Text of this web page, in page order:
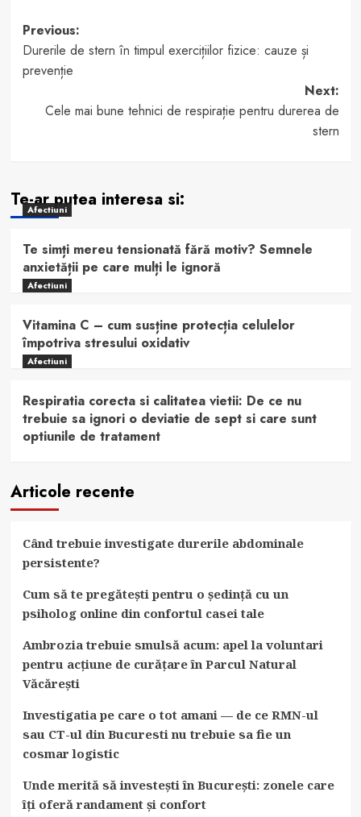
Post
navigation
Previous:
Durerile de stern în timpul exercițiilor fizice: cauze și
prevenție
Next:
Cele mai bune tehnici de respirație pentru durerea de
stern
Te-ar putea interesa si:
Afectiuni
Te simți mereu tensionată fără motiv? Semnele
anxietății pe care mulți le ignoră
Afectiuni
Vitamina C – cum susține protecția celulelor
împotriva stresului oxidativ
Afectiuni
Respiratia corecta si calitatea vietii: De ce nu
trebuie sa ignori o deviatie de sept si care sunt
optiunile de tratament
Articole recente
Când trebuie investigate durerile abdominale
persistente?
Cum să te pregătești pentru o ședință cu un
psiholog online din confortul casei tale
Ambrozia trebuie smulsă acum: apel la voluntari
pentru acțiune de curățare în Parcul Natural
Văcărești
Investigatia pe care o tot amani — de ce RMN-ul
sau CT-ul din Bucuresti nu trebuie sa fie un
cosmar logistic
Unde merită să investești în București: zonele care
îți oferă randament și confort